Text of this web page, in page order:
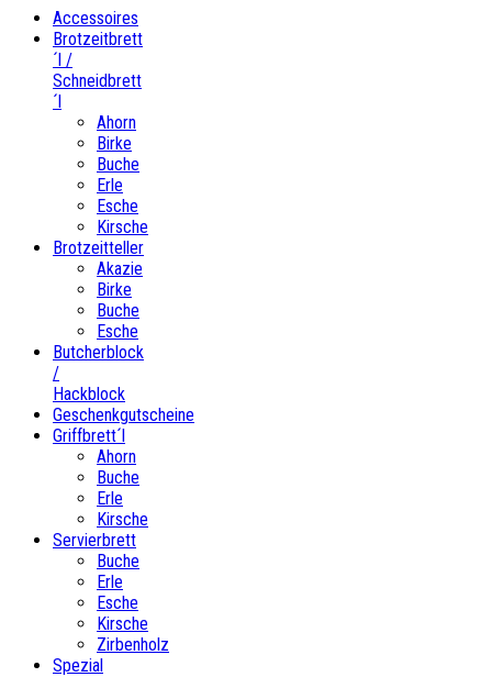
Accessoires
Brotzeitbrett
´l /
Schneidbrett
´l
Ahorn
Birke
Buche
Erle
Esche
Kirsche
Brotzeitteller
Akazie
Birke
Buche
Esche
Butcherblock
/
Hackblock
Geschenkgutscheine
Griffbrett´l
Ahorn
Buche
Erle
Kirsche
Servierbrett
Buche
Erle
Esche
Kirsche
Zirbenholz
Spezial